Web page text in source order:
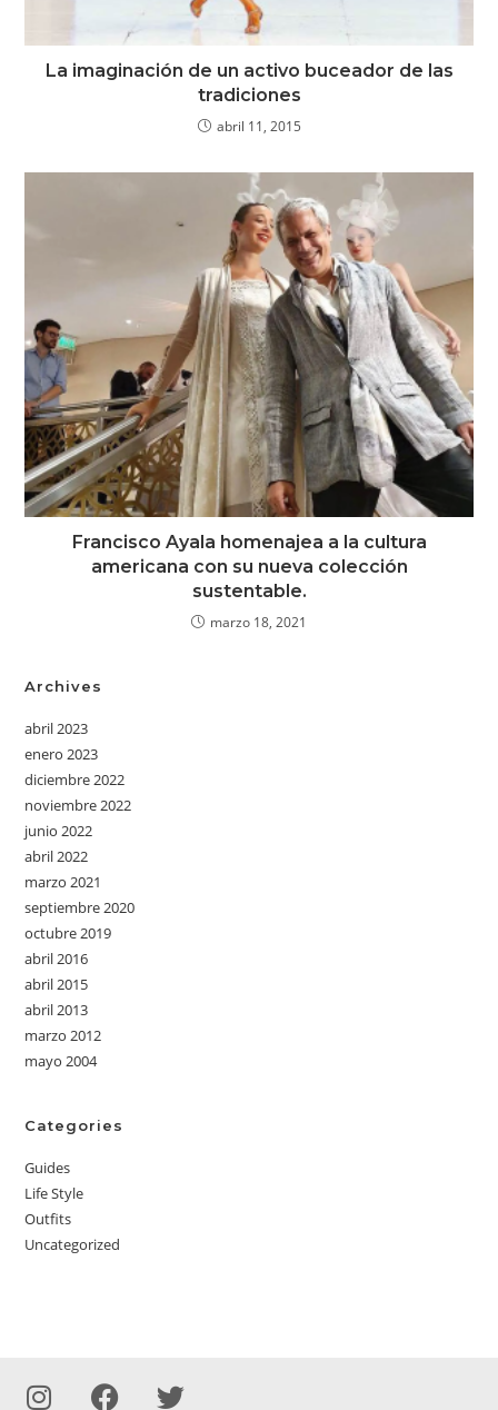
La imaginación de un activo buceador de las
tradiciones
abril 11, 2015
Francisco Ayala homenajea a la cultura
americana con su nueva colección
sustentable.
marzo 18, 2021
Archives
abril 2023
enero 2023
diciembre 2022
noviembre 2022
junio 2022
abril 2022
marzo 2021
septiembre 2020
octubre 2019
abril 2016
abril 2015
abril 2013
marzo 2012
mayo 2004
Categories
Guides
Life Style
Outfits
Uncategorized